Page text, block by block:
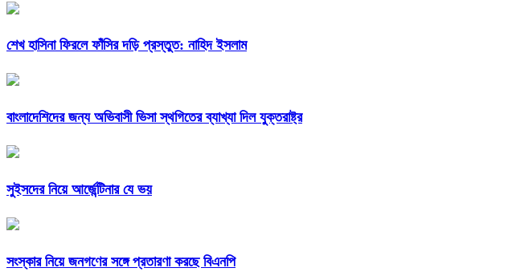
শেখ হাসিনা ফিরলে ফাঁসির দড়ি প্রস্তুত: নাহিদ ইসলাম
বাংলাদেশিদের জন্য অভিবাসী ভিসা স্থগিতের ব্যাখ্যা দিল যুক্তরাষ্ট্র
সুইসদের নিয়ে আর্জেন্টিনার যে ভয়
সংস্কার নিয়ে জনগণের সঙ্গে প্রতারণা করছে বিএনপি